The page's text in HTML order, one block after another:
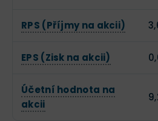
RPS (Příjmy na akcii)
EPS (Zisk na akcii)
Účetní hodnota na
akcii